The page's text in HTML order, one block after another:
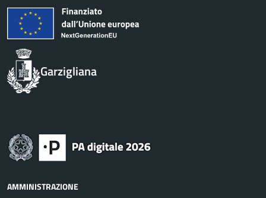
Garzigliana
AMMINISTRAZIONE